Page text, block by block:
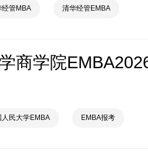
经管MBA 清华经管EMBA
人民大学EMBA EMBA报考